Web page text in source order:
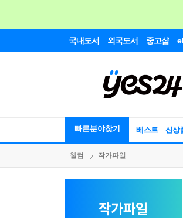
국내도서 외국도서 중고샵
빠른분야찾기 베스트 신상
웰컴 작가파일
작가파일